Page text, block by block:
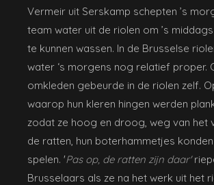
Vermeir uit Serskamp schepten ’s
team water uit de riolen om ’s
te kunnen wassen. In de Brusselse
water ‘s morgens nog relatief proper.
omkleden gebeurde in de riolen zelf.
waarop hun kleren hingen werden
zodat ze hoog en droog, weg van het
de ratten, hun boterhammetjes
spelen. 'Pas op, de ratten zijn daar'
Brusselaars als ze na het werk uit het